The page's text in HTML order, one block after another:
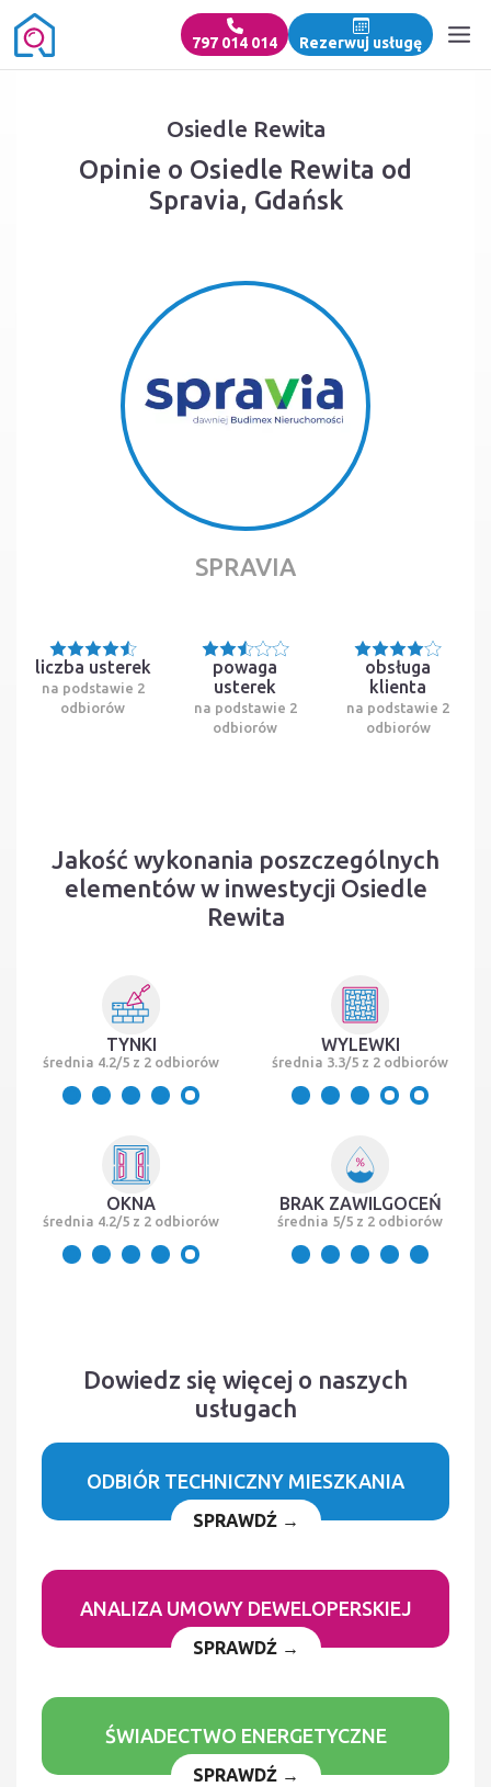
797 014 014 Rezerwuj usługę
Osiedle Rewita
Opinie o Osiedle Rewita od
Spravia, Gdańsk
SPRAVIA
liczba usterek
na podstawie 2
odbiorów
powaga
usterek
na podstawie 2
odbiorów
obsługa
klienta
na podstawie 2
odbiorów
Jakość wykonania poszczególnych
elementów w inwestycji Osiedle
Rewita
TYNKI
średnia 4.2/5 z 2 odbiorów
WYLEWKI
średnia 3.3/5 z 2 odbiorów
OKNA
średnia 4.2/5 z 2 odbiorów
BRAK ZAWILGOCEŃ
średnia 5/5 z 2 odbiorów
Dowiedz się więcej o naszych
usługach
ODBIÓR TECHNICZNY MIESZKANIA
SPRAWDŹ →
ANALIZA UMOWY DEWELOPERSKIEJ
SPRAWDŹ →
ŚWIADECTWO ENERGETYCZNE
SPRAWDŹ →